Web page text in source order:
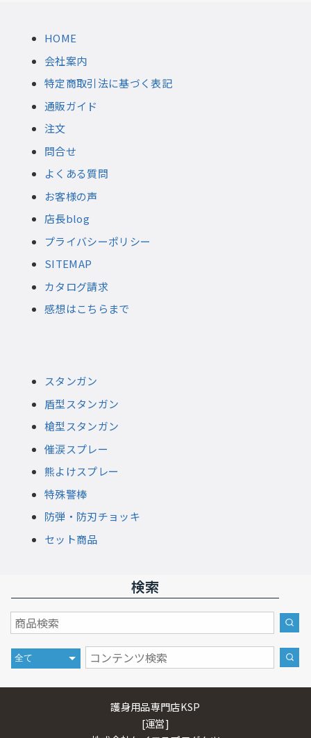
HOME
会社案内
特定商取引法に基づく表記
通販ガイド
注文
問合せ
よくある質問
お客様の声
店長blog
プライバシーポリシー
SITEMAP
カタログ請求
感想はこちらまで
スタンガン
盾型スタンガン
槍型スタンガン
催涙スプレー
熊よけスプレー
特殊警棒
防弾・防刃チョッキ
セット商品
検索
護身用品専門店KSP
[運営]